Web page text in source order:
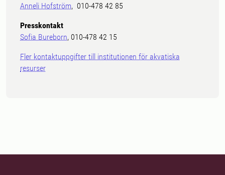
Anneli Hofström, 010-478 42 85
Presskontakt
Sofia Bureborn, 010-478 42 15
Fler kontaktuppgifter till institutionen för akvatiska
resurser